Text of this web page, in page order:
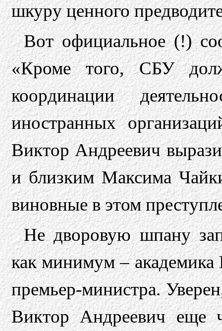
шкуру ценного
Вот официальное (!)
«Кроме того, СБУ
координации
иностранных
Виктор Андреевич
и близким Максима
виновные в этом
Не дворовую шпану
как минимум –
премьер-министра.
Виктор Андреевич еще